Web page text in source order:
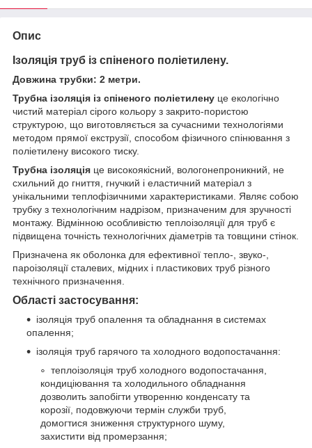
Опис
Ізоляція труб із спіненого поліетилену.
Довжина трубки: 2 метри.
Трубна ізоляція із спіненого поліетилену це екологічно
чистий матеріал сірого кольору з закрито-пористою
структурою, що виготовляється за сучасними технологіями
методом прямої екструзії, способом фізичного спінювання з
поліетилену високого тиску.
Трубна ізоляція це високоякісний, вологонепроникний, не
схильний до гниття, гнучкий і еластичний матеріал з
унікальними теплофізичними характеристиками. Являє собою
трубку з технологічним надрізом, призначеним для зручності
монтажу. Відмінною особливістю теплоізоляції для труб є
підвищена точність технологічних діаметрів та товщини стінок.
Призначена як оболонка для ефективної тепло-, звуко-,
пароізоляції сталевих, мідних і пластикових труб різного
технічного призначення.
Області застосування:
ізоляція труб опалення та обладнання в системах
опалення;
ізоляція труб гарячого та холодного водопостачання:
теплоізоляція труб холодного водопостачання,
кондиціювання та холодильного обладнання
дозволить запобігти утворенню конденсату та
корозії, подовжуючи термін служби труб,
домогтися зниження структурного шуму,
захистити від промерзання;